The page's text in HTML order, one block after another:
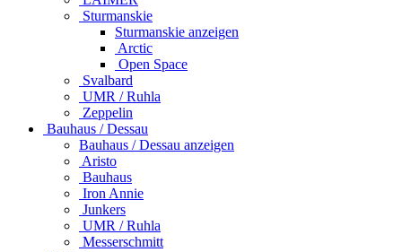
Sturmanskie
Sturmanskie anzeigen
Arctic
Open Space
Svalbard
UMR / Ruhla
Zeppelin
Bauhaus / Dessau
Bauhaus / Dessau anzeigen
Aristo
Bauhaus
Iron Annie
Junkers
UMR / Ruhla
Messerschmitt